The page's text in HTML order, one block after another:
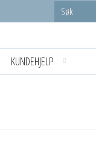
KUNDEHJELP